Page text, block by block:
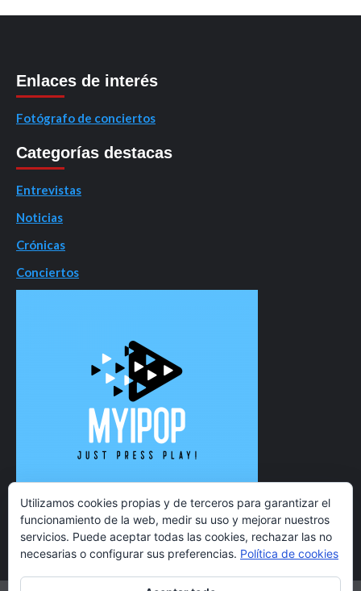
Enlaces de interés
Fotógrafo de conciertos
Categorías destacas
Entrevistas
Noticias
Crónicas
Conciertos
Utilizamos cookies propias y de terceros para garantizar el
funcionamiento de la web, medir su uso y mejorar nuestros
servicios. Puede aceptar todas las cookies, rechazar las no
necesarias o configurar sus preferencias. Política de cookies